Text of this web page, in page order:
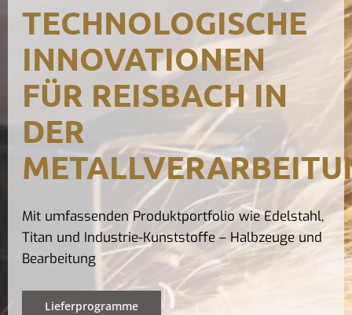
TECHNOLOGISCHE
INNOVATIONEN
FÜR REISBACH IN
DER
Mit umfassenden Produktportfolio wie Edelstahl,
Titan und Industrie-Kunststoffe – Halbzeuge und
Bearbeitung
Lieferprogramme